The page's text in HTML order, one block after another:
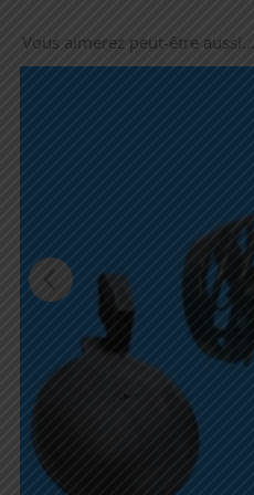
Vous aimerez peut-être aussi…